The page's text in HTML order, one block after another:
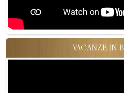
VACANZE IN